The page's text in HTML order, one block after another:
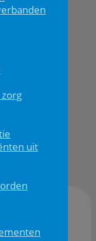
uit
van